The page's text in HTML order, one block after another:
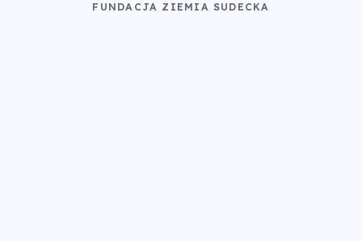
FUNDACJA ZIEMIA SUDECKA